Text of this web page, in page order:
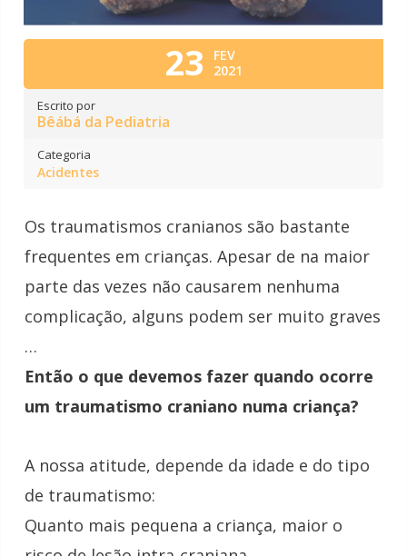
23
FEV
2021
Escrito por
Bêábá da Pediatria
Categoria
Acidentes
Os traumatismos cranianos são bastante
frequentes em crianças. Apesar de na maior
parte das vezes não causarem nenhuma
complicação, alguns podem ser muito graves
…
Então o que devemos fazer quando ocorre
um traumatismo craniano numa criança?
A nossa atitude, depende da idade e do tipo
de traumatismo:
Quanto mais pequena a criança, maior o